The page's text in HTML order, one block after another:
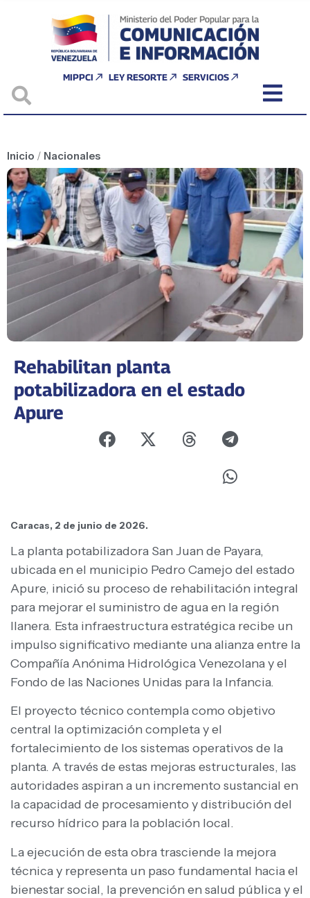
MIPPCI LEY RESORTE SERVICIOS
Inicio / Nacionales
Rehabilitan planta
potabilizadora en el estado
Apure
Caracas, 2 de junio de 2026.
La planta potabilizadora San Juan de Payara,
ubicada en el municipio Pedro Camejo del estado
Apure, inició su proceso de rehabilitación integral
para mejorar el suministro de agua en la región
llanera. Esta infraestructura estratégica recibe un
impulso significativo mediante una alianza entre la
Compañía Anónima Hidrológica Venezolana y el
Fondo de las Naciones Unidas para la Infancia.
El proyecto técnico contempla como objetivo
central la optimización completa y el
fortalecimiento de los sistemas operativos de la
planta. A través de estas mejoras estructurales, las
autoridades aspiran a un incremento sustancial en
la capacidad de procesamiento y distribución del
recurso hídrico para la población local.
La ejecución de esta obra trasciende la mejora
técnica y representa un paso fundamental hacia el
bienestar social, la prevención en salud pública y el